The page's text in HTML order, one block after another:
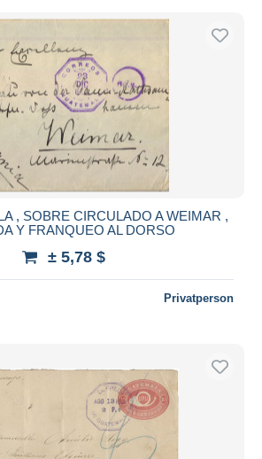
, SOBRE CIRCULADO A WEIMAR ,
Y FRANQUEO AL DORSO
± 5,78 $
Privatperson